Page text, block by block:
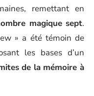
remettant en
magique sept.
» a été témoin de
les bases d’un
de la mémoire à